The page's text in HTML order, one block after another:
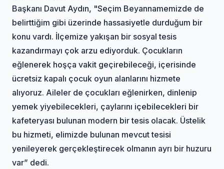
Başkanı Davut Aydın, "Seçim Beyannamemizde de
belirttiğim gibi üzerinde hassasiyetle durduğum bir
konu vardı. İlçemize yakışan bir sosyal tesis
kazandırmayı çok arzu ediyorduk. Çocukların
eğlenerek hoşça vakit geçirebileceği, içerisinde
ücretsiz kapalı çocuk oyun alanlarını hizmete
alıyoruz. Aileler de çocukları eğlenirken, dinlenip
yemek yiyebilecekleri, çaylarını içebilecekleri bir
kafeteryası bulunan modern bir tesis olacak. Üstelik
bu hizmeti, elimizde bulunan mevcut tesisi
yenileyerek gerçekleştirecek olmanın ayrı bir huzuru
var” dedi.